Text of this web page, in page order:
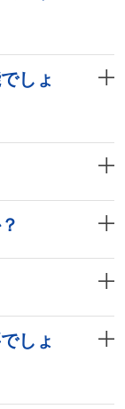
しょ
しょ